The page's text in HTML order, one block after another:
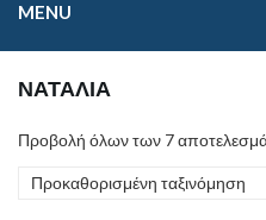
MENU
ΝΑΤΑΛΙΑ
Προβολή όλων των 7
Προκαθορισμένη ταξινόμηση